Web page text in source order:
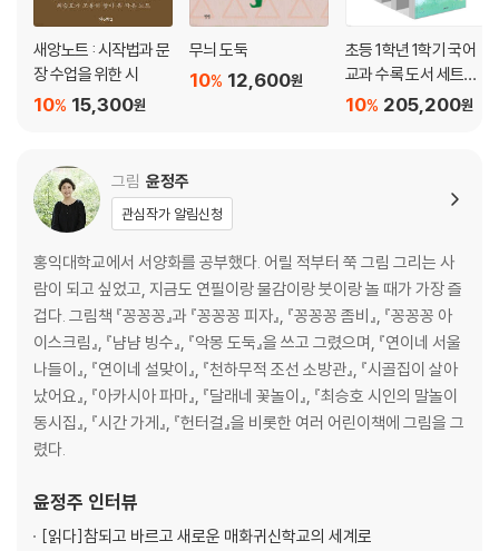
새앙노트 : 시작법과 문
장 수업을 위한 시
15,300원
10%
무늬 도둑
12,600원
10%
초등 1학년 1학기 국어
교과 수록 도서 세트
(국어 가+나+국어활
205,200원
10%
그림 윤정주
관심작가 알림신청
홍익대학교에서 서양화를 공부했다. 어릴 적부터 쭉 그림 그리는 사
람이 되고 싶었고, 지금도 연필이랑 물감이랑 붓이랑 놀 때가 가장 즐
겁다. 그림책 『꽁꽁꽁』과 『꽁꽁꽁 피자』, 『꽁꽁꽁 좀비』, 『꽁꽁꽁 아
이스크림』, 『냠냠 빙수』, 『악몽 도둑』을 쓰고 그렸으며, 『연이네 서울
나들이』, 『연이네 설맞이』, 『천하무적 조선 소방관』, 『시골집이 살아
났어요』, 『아카시아 파마』, 『달래네 꽃놀이』, 『최승호 시인의 말놀이
동시집』, 『시간 가게』, 『헌터걸』을 비롯한 여러 어린이책에 그림을 그
렸다.
윤정주 인터뷰
[읽다]참되고 바르고 새로운 매화귀신학교의 세계로